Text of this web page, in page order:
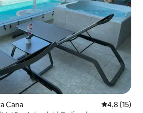
Cana 54,8 (15)